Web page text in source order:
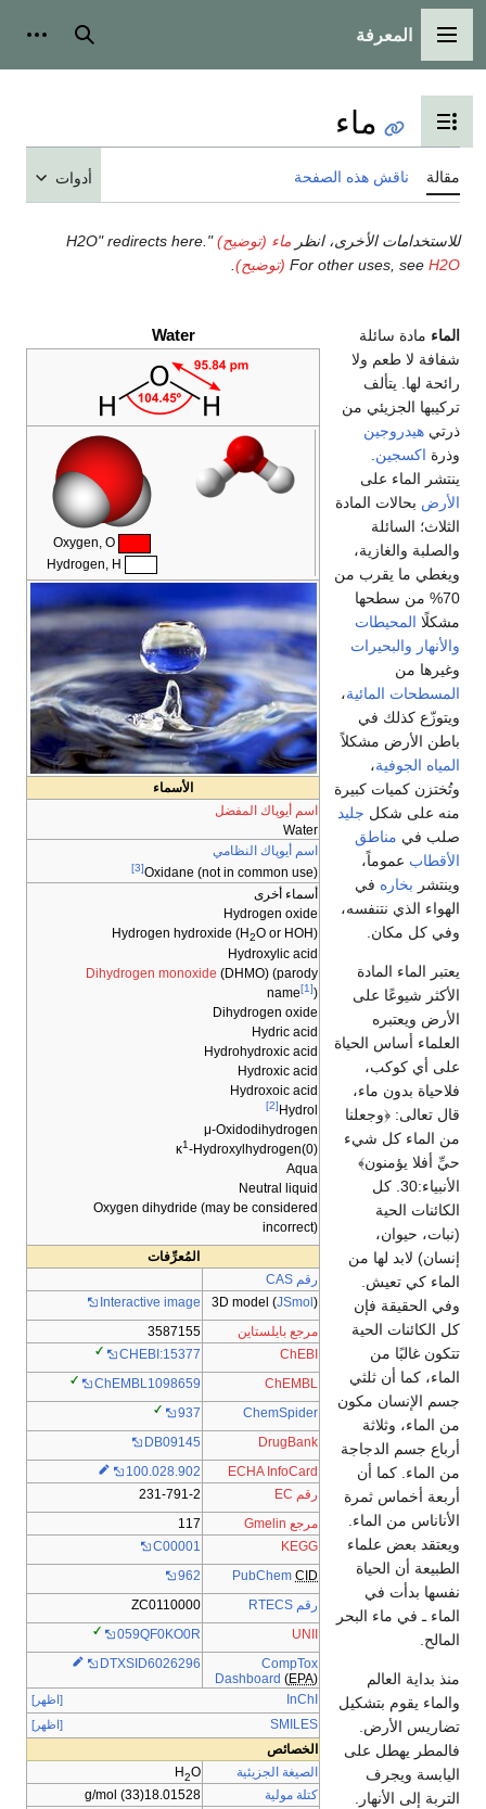
القائمة الرئيسية
المعرفة بحث
تبديل عرض جدول المحتويات
ماء
مقالة ناقش هذه الصفحة أدوات
للاستخدامات الأخرى، انظر ماء (توضيح)
"H2O" redirects here.
For other uses, see H2O (توضيح)
Water
الأسماء
اسم أيوپاك المفضل
Water
اسم أيوپاك النظامي
Oxidane (not in common use)
[3]
أسماء أخرى
Hydrogen oxide
Hydrogen hydroxide (H2O or HOH)
Hydroxylic acid
Dihydrogen monoxide (DHMO) (parody
name
[1])
Dihydrogen oxide
Hydric acid
Hydrohydroxic acid
Hydroxic acid
Hydroxoic acid
Hydrol
[2]
μ-Oxidodihydrogen
κ1-Hydroxylhydrogen(0)
Aqua
Neutral liquid
Oxygen dihydride (may be considered
incorrect)
المُعرِّفات
رقم CAS
3D model (JSmol)
Interactive image
مرجع بايلستاين
3587155
ChEBI
CHEBI:15377
ChEMBL
ChEMBL1098659
ChemSpider
937
DrugBank
DB09145
ECHA InfoCard
100.028.902
رقم EC
231-791-2
مرجع Gmelin
117
KEGG
C00001
PubChem CID
962
رقم RTECS
ZC0110000
UNII
059QF0KO0R
CompTox
Dashboard (EPA)
DTXSID6026296
InChI [اظهر]
SMILES [اظهر]
الخصائص
الصيغة الجزيئية
H2O
كتلة مولية
18.01528(33) g/mol
الماء مادة سائلة
شفافة لا طعم ولا
رائحة لها. يتألف
تركيبها الجزيئي من
ذرتي هيدروجين
وذرة اكسجين
ينتشر الماء على
الأرض بحالات المادة
الثلاث؛ السائلة
والصلبة والغازية،
ويغطي ما يقرب من
70% من سطحها
مشكلًا المحيطات
والأنهار والبحيرات
وغيرها من
المسطحات المائية،
ويتوزّع كذلك في
باطن الأرض مشكلاً
المياه الجوفية،
وتُختزن كميات كبيرة
منه على شكل جليد
صلب في مناطق
الأقطاب عموماً،
وينتشر بخاره في
الهواء الذي نتنفسه،
وفي كل مكان.
يعتبر الماء المادة
الأكثر شيوعًا على
الأرض ويعتبره
العلماء أساس الحياة
على أي كوكب،
فلاحياة بدون ماء،
قال تعالى: ﴿وجعلنا
من الماء كل شيء
حيِّ أفلا يؤمنون﴾
الأنبياء:30. كل
الكائنات الحية
(نبات، حيوان،
إنسان) لابد لها من
الماء كي تعيش.
وفي الحقيقة فإن
كل الكائنات الحية
تتكون غالبًا من
الماء، كما أن ثلثي
جسم الإنسان مكون
من الماء، وثلاثة
أرباع جسم الدجاجة
من الماء. كما أن
أربعة أخماس ثمرة
الأناناس من الماء.
ويعتقد بعض علماء
الطبيعة أن الحياة
نفسها بدأت في
الماء ـ في ماء البحر
المالح.
منذ بداية العالم
والماء يقوم بتشكيل
تضاريس الأرض.
فالمطر يهطل على
اليابسة ويجرف
التربة إلى الأنهار.